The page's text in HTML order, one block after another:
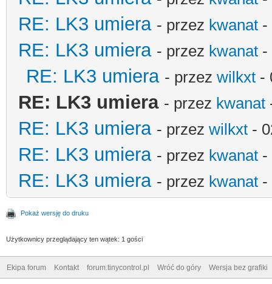
RE: LK3 umiera - przez kwanat -
RE: LK3 umiera - przez kwanat -
RE: LK3 umiera - przez wilkxt -
RE: LK3 umiera - przez kwanat
RE: LK3 umiera - przez wilkxt -
RE: LK3 umiera - przez kwanat -
RE: LK3 umiera - przez kwanat -
Pokaż wersję do druku
Użytkownicy przeglądający ten wątek: 1 gości
Ekipa forum Kontakt forum.tinycontrol.pl Wróć do góry Wersja bez grafiki